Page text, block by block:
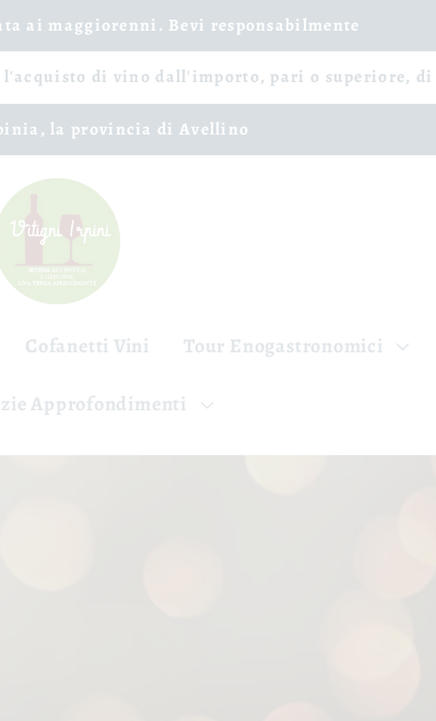
ai maggiorenni. Bevi responsabilmente
di vino dall'importo, pari o superiore, di
la provincia di Avellino
Cofanetti Vini Tour Enogastronomici
Approfondimenti